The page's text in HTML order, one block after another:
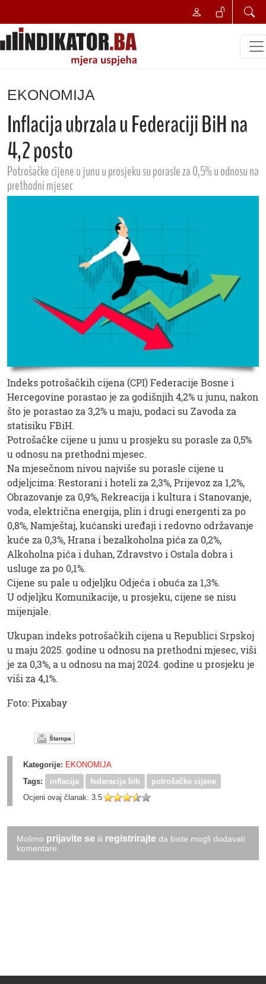
EKONOMIJA
Inflacija ubrzala u Federaciji BiH na
4,2 posto
Potrošačke cijene u junu u prosjeku su porasle za 0,5% u odnosu na
prethodni mjesec
Indeks potrošačkih cijena (CPI) Federacije Bosne i
Hercegovine porastao je za godišnjih 4,2% u junu, nakon
što je porastao za 3,2% u maju, podaci su Zavoda za
statisiku FBiH.
Potrošačke cijene u junu u prosjeku su porasle za 0,5%
u odnosu na prethodni mjesec.
Na mjesečnom nivou najviše su porasle cijene u
odjeljcima: Restorani i hoteli za 2,3%, Prijevoz za 1,2%,
Obrazovanje za 0,9%, Rekreacija i kultura i Stanovanje,
voda, električna energija, plin i drugi energenti za po
0,8%, Namještaj, kućanski uređaji i redovno održavanje
kuće za 0,3%, Hrana i bezalkoholna pića za 0,2%,
Alkoholna pića i duhan, Zdravstvo i Ostala dobra i
usluge za po 0,1%.
Cijene su pale u odjeljku Odjeća i obuća za 1,3%.
U odjeljku Komunikacije, u prosjeku, cijene se nisu
mijenjale.
Ukupan indeks potrošačkih cijena u Republici Srpskoj
u maju 2025. godine u odnosu na prethodni mjesec, viši
je za 0,3%, a u odnosu na maj 2024. godine u prosjeku je
viši za 4,1%.
Foto: Pixabay
Štampa
Kategorije: EKONOMIJA
Tags:
inflacija federacija bih
potrošačke cijene
Ocjeni ovaj članak: 3.5
Molimo prijavite se ili registrirajte da biste mogli dodavati
komentare.